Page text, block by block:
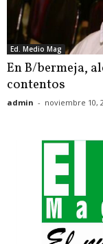
Ed. Medio Mag
En B/bermeja,
contentos
admin - noviembre 10,